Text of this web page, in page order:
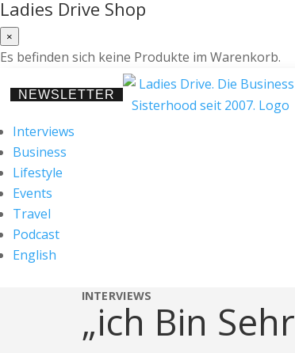
Ladies Drive Shop
×
Es befinden sich keine Produkte im Warenkorb.
NEWSLETTER
Interviews
Business
Lifestyle
Events
Travel
Podcast
English
INTERVIEWS
„ich Bin